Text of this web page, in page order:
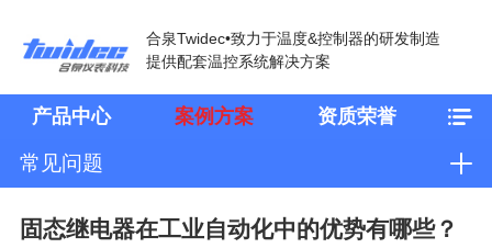
合泉Twidec•致力于温度&控制器的研发制造
提供配套温控系统解决方案
产品中心 案例方案 资质荣誉
常见问题
固态继电器在工业自动化中的优势有哪些？